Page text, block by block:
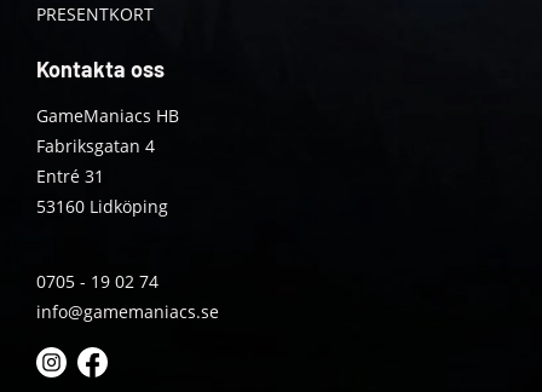
PRESENTKORT
Kontakta oss
GameManiacs HB
Fabriksgatan 4
Entré 31
53160 Lidköping
0705 - 19 02 74
info@gamemaniacs.se